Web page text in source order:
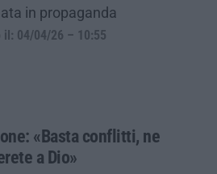
in propaganda
il: 04/04/26 – 10:55
«Basta conflitti, ne
a Dio»